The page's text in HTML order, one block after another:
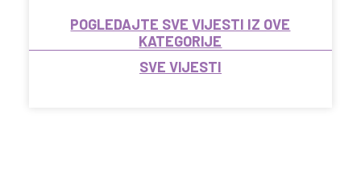
POGLEDAJTE SVE VIJESTI IZ OVE
KATEGORIJE
SVE VIJESTI